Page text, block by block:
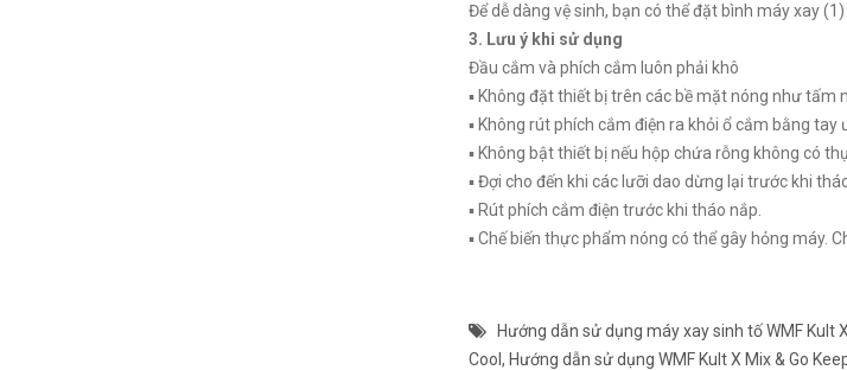
Để dễ dàng vệ sinh, bạn có thể đặt bình máy xay
3. Lưu ý khi sử dụng
Đầu cắm và phích cắm luôn phải khô
▪ Không đặt thiết bị trên các bề mặt nóng như tấm
▪ Không rút phích cắm điện ra khỏi ổ cắm bằng tay
▪ Không bật thiết bị nếu hộp chứa rỗng không có
▪ Đợi cho đến khi các lưỡi dao dừng lại trước khi
▪ Rút phích cắm điện trước khi tháo nắp.
▪ Chế biến thực phẩm nóng có thể gây hỏng máy.
Hướng dẫn sử dụng máy xay sinh tố WMF Kult
Cool , Hướng dẫn sử dụng WMF Kult X Mix & Go